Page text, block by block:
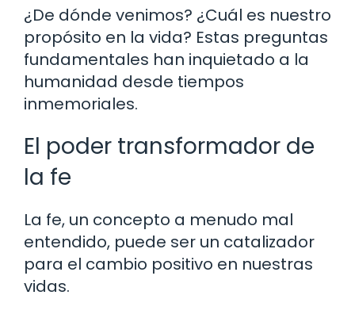
¿De dónde venimos? ¿Cuál es nuestro
propósito en la vida? Estas preguntas
fundamentales han inquietado a la
humanidad desde tiempos
inmemoriales.
El poder transformador de
la fe
La fe, un concepto a menudo mal
entendido, puede ser un catalizador
para el cambio positivo en nuestras
vidas.